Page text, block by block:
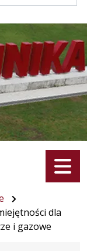
Menu
dla
i gazowe